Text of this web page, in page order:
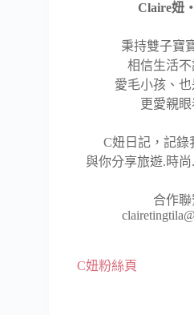
Claire妞
秉持雙子寶
相信生活
愛毛小孩、
更愛親
C妞日記，記錄
與你分享旅遊.時
合作聯
C妞粉絲頁